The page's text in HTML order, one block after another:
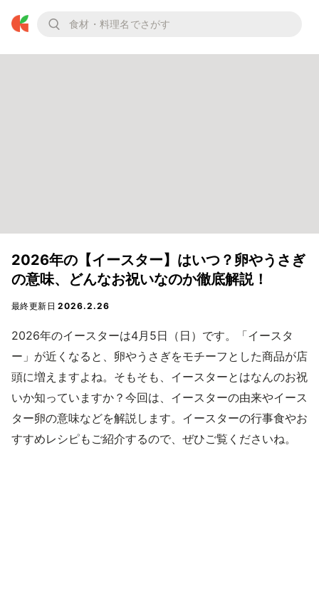
2026年の【イースター】はいつ？卵やうさぎ
の意味、どんなお祝いなのか徹底解説！
最終更新日2026.2.26
2026年のイースターは4月5日（日）です。「イースタ
ー」が近くなると、卵やうさぎをモチーフとした商品が店
頭に増えますよね。そもそも、イースターとはなんのお祝
いか知っていますか？今回は、イースターの由来やイース
ター卵の意味などを解説します。イースターの行事食やお
すすめレシピもご紹介するので、ぜひご覧くださいね。